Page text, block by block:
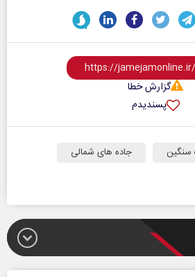
گزارش خطا
پسندیدم
سنگین
جاده های شمالی